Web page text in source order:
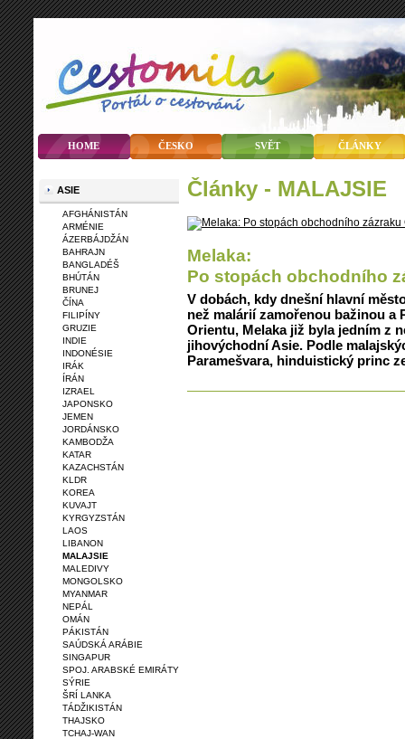
HOME ČESKO SVĚT ČLÁNKY
články - MALAJSIE
Melaka:
Po stopách obchodního
V dobách, kdy dnešní hlavní
než malárií zamořenou bažinou a
Orientu, Melaka již byla jedním z
jihovýchodní Asie. Podle
Paramešvara, hinduistický princ
ASIE
AFGHÁNISTÁN
ARMÉNIE
ÁZERBÁJDŽÁN
BAHRAJN
BANGLADÉŠ
BHÚTÁN
BRUNEJ
ČÍNA
FILIPÍNY
GRUZIE
INDIE
INDONÉSIE
IRÁK
ÍRÁN
IZRAEL
JAPONSKO
JEMEN
JORDÁNSKO
KAMBODŽA
KATAR
KAZACHSTÁN
KLDR
KOREA
KUVAJT
KYRGYZSTÁN
LAOS
LIBANON
MALAJSIE
MALEDIVY
MONGOLSKO
MYANMAR
NEPÁL
OMÁN
PÁKISTÁN
SAÚDSKÁ ARÁBIE
SINGAPUR
SPOJ. ARABSKÉ EMIRÁTY
SÝRIE
ŠRÍ LANKA
TÁDŽIKISTÁN
THAJSKO
TCHAJ-WAN